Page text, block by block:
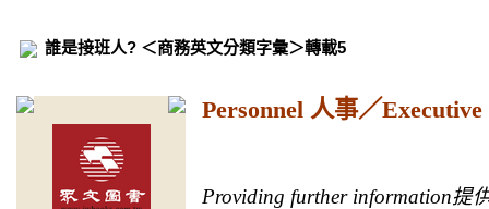
誰是接班人? ＜商務英文分類字彙＞轉載5
Personnel 人事／
Providing further information提